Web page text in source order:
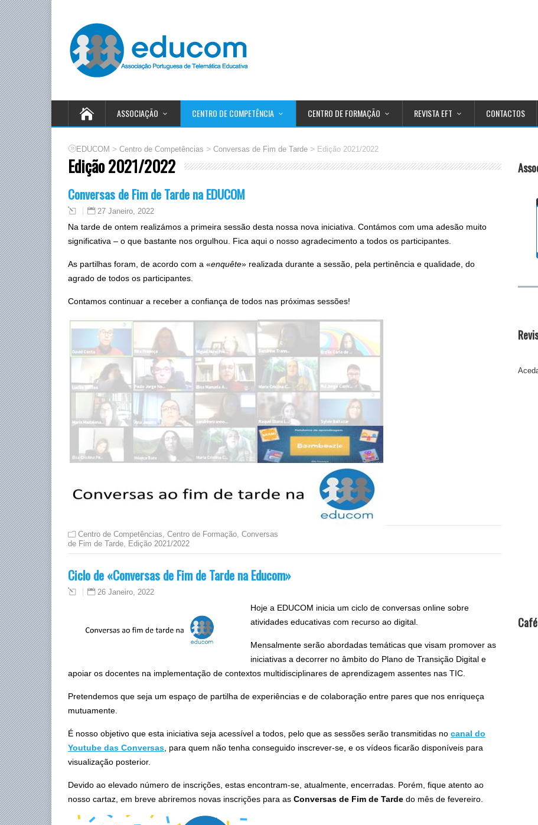
ASSOCIAÇÃO CENTRO DE COMPETÊNCIA CENTRO DE FORMAÇÃO REVISTA EFT CONTACTOS
EDUCOM > Centro de Competências > Conversas de Fim de Tarde > Edição 2021/2022
Edição 2021/2022
Conversas de Fim de Tarde na EDUCOM
27 Janeiro, 2022
Na tarde de ontem realizámos a primeira sessão desta nossa nova iniciativa. Contámos com uma adesão muito
significativa – o que bastante nos orgulhou. Fica aqui o nosso agradecimento a todos os participantes.
As partilhas foram, de acordo com a «enquête» realizada durante a sessão, pela pertinência e qualidade, do
agrado de todos os participantes.
Contamos continuar a receber a confiança de todos nas próximas sessões!
Centro de Competências, Centro de Formação, Conversas
de Fim de Tarde, Edição 2021/2022
Ciclo de «Conversas de Fim de Tarde na Educom»
26 Janeiro, 2022
Hoje a EDUCOM inicia um ciclo de conversas online sobre
atividades educativas com recurso ao digital.
Mensalmente serão abordadas temáticas que visam promover as
iniciativas a decorrer no âmbito do Plano de Transição Digital e
apoiar os docentes na implementação de contextos multidisciplinares de aprendizagem assentes nas TIC.
Pretendemos que seja um espaço de partilha de experiências e de colaboração entre pares que nos enriqueça
mutuamente.
É nosso objetivo que esta iniciativa seja acessível a todos, pelo que as sessões serão transmitidas no canal do
Youtube das Conversas , para quem não tenha conseguido inscrever-se, e os vídeos ficarão disponíveis para
visualização posterior.
Devido ao elevado número de inscrições, estas encontram-se, atualmente, encerradas. Porém, fique atento ao
nosso cartaz, em breve abriremos novas inscrições para as Conversas de Fim de Tarde do mês de fevereiro.